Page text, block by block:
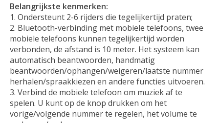
Belangrijkste kenmerken:
Ondersteunt 2-6 rijders die tegelijkertijd praten;
Bluetooth-verbinding met mobiele telefoons, twee
mobiele telefoons kunnen tegelijkertijd worden
verbonden, de afstand is 10 meter. Het systeem kan
automatisch beantwoorden, handmatig
beantwoorden/ophangen/weigeren/laatste nummer
herhalen/spraakkiezen en andere functies uitvoeren.
Verbind de mobiele telefoon om muziek af te
spelen. U kunt op de knop drukken om het
vorige/volgende nummer te regelen, het volume te